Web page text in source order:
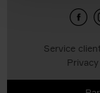
Service